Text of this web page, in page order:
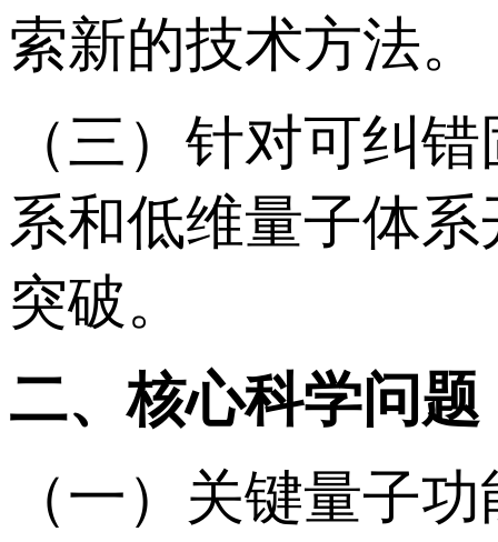
索新的技术方法。
（三）针对可纠
系和低维量子体
突破。
二、核心科学问题
（一）关键量子